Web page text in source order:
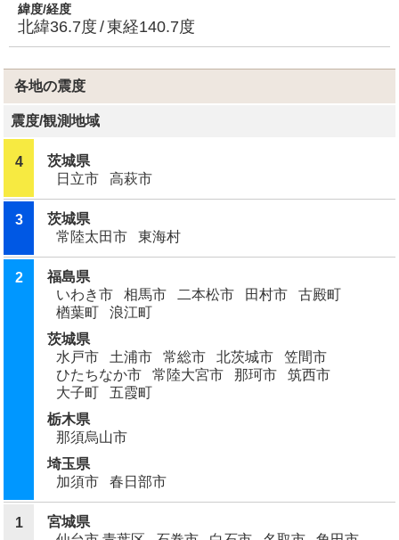
緯度/経度
北緯36.7度 東経140.7度
各地の震度
震度/観測地域
4
茨城県
日立市
高萩市
3
茨城県
常陸太田市
東海村
2
福島県
いわき市
相馬市 二本松市 田村市
古殿町
楢葉町
浪江町
茨城県
水戸市
土浦市 常総市 北茨城市
笠間市
ひたちなか市
常陸大宮市 那珂市
筑西市
大子町
五霞町
栃木県
那須烏山市
埼玉県
加須市
春日部市
1
宮城県